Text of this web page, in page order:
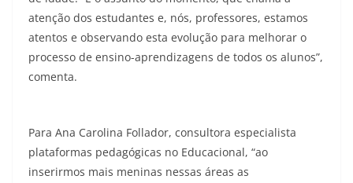
atenção dos estudantes e, nós, professores, estamos
atentos e observando esta evolução para melhorar o
processo de ensino-aprendizagens de todos os alunos”,
comenta.
Para Ana Carolina Follador, consultora especialista
plataformas pedagógicas no Educacional, “ao
inserirmos mais meninas nessas áreas as